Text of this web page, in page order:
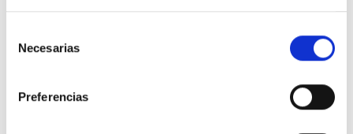
Necesarias
Preferencias